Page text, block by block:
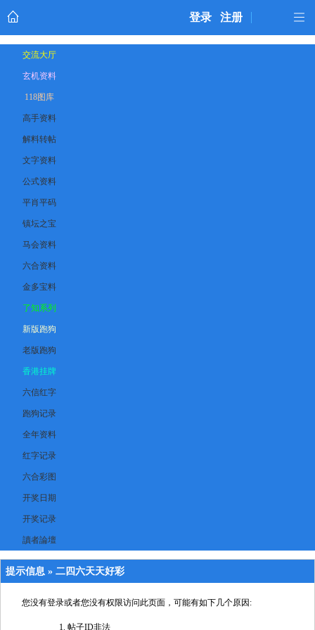
登录 注册
交流大厅
玄机资料
118图库
高手资料
解料转帖
文字资料
公式资料
平肖平码
镇坛之宝
马会资料
六合资料
金多宝料
了知系列
新版跑狗
老版跑狗
香港挂牌
六信红字
跑狗记录
全年资料
红字记录
六合彩图
开奖日期
开奖记录
讀者論壇
提示信息 » 二四六天天好彩
您没有登录或者您没有权限访问此页面，可能有如下几个原因:
帖子ID非法